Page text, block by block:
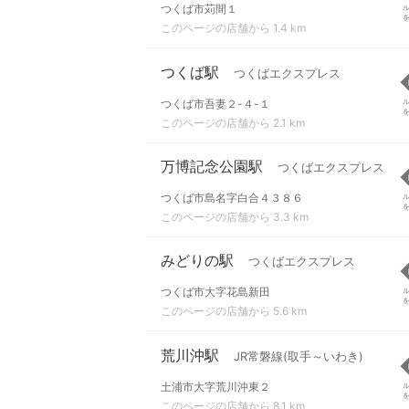
つくば市苅間１
このページの店舗から 1.4 km
つくば駅 つくばエクスプレス
つくば市吾妻２-４-１
このページの店舗から 2.1 km
万博記念公園駅 つくばエクスプレス
つくば市島名字白合４３８６
このページの店舗から 3.3 km
みどりの駅 つくばエクスプレス
つくば市大字花島新田
このページの店舗から 5.6 km
荒川沖駅 JR常磐線(取手～いわき)
土浦市大字荒川沖東２
このページの店舗から 8.1 km